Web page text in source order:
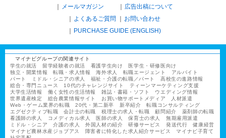
メールマガジン
広告出稿について
よくあるご質問
お問い合わせ
PURCHASE GUIDE (ENGLISH)
マイナビグループの関連サイト
学生の就活
留学経験者の就活 看護学生向け
医学生・研修医向け
独立・開業情報
転職・求人情報 海外求人 転職エージェント
アルバイト
パート
ミドル・シニアの求人 福祉・介護の転職／パート
高校生の進路情報
総合・専門ニュース
10代のチャレンジサイト
ティーンマーケティング支援
大学生活情報
働く女性の生活情報 雑誌・書籍・ソフト
ウエディング情報
世界遺産検定
総合農業情報サイト お買い物サポートメディア
人材派遣
Web・ゲーム業界の転職
20代・第二新卒 新卒紹介
転職コンサルティング
エグゼクティブ転職
会計士の転職 税理士の求人・転職 顧問紹介
薬剤師の転職
看護師の求人
コメディカル求人 医師の求人 保育士の求人
無期雇用派遣
ミドル・シニア
介護の求人 外国人材の紹介 研修サービス 発送代行
健康経営
マイナビ農林水産ジョブアス
障害者に特化した求人紹介サービス
マイナビ子育て